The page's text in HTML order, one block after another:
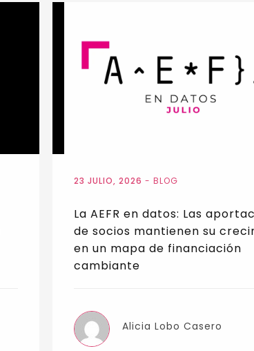
23 JULIO, 2026 - BLOG
La AEFR en datos: Las
de socios mantienen su
en un mapa de financiación
cambiante
Alicia Lobo Casero